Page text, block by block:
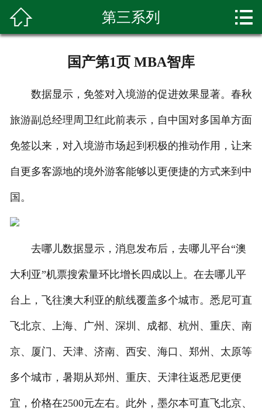
联系我们
 第三系列 
国产第1页 MBA智库
数据显示，免签对入境游的促进效果显著。春秋
旅游副总经理周卫红此前表示，自中国对多国单方面
免签以来，对入境游市场起到积极的推动作用，让来
自更多客源地的境外游客能够以更便捷的方式来到中
国。
去哪儿数据显示，消息发布后，去哪儿平台“澳
大利亚”机票搜索量环比增长四成以上。在去哪儿平
台上，飞往澳大利亚的航线覆盖多个城市。悉尼可直
飞北京、上海、广州、深圳、成都、杭州、重庆、南
京、厦门、天津、济南、西安、海口、郑州、太原等
多个城市，暑期从郑州、重庆、天津往返悉尼更便
宜，价格在2500元左右。此外，墨尔本可直飞北京、